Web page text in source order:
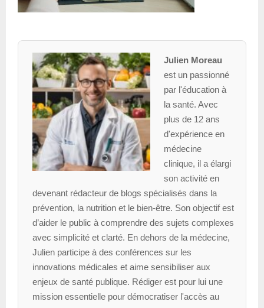
Julien Moreau
est un passionné
par l'éducation à
la santé. Avec
plus de 12 ans
d'expérience en
médecine
clinique, il a élargi
son activité en
devenant rédacteur de blogs spécialisés dans la
prévention, la nutrition et le bien-être. Son objectif est
d’aider le public à comprendre des sujets complexes
avec simplicité et clarté. En dehors de la médecine,
Julien participe à des conférences sur les
innovations médicales et aime sensibiliser aux
enjeux de santé publique. Rédiger est pour lui une
mission essentielle pour démocratiser l'accès au